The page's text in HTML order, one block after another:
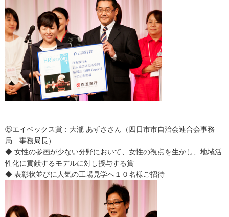
⑤エイベックス賞：大瀧 あずささん（四日市市自治会連合会事務
局 事務局長）
◆ 女性の参画が少ない分野において、女性の視点を生かし、地域活
性化に貢献するモデルに対し授与する賞
◆ 表彰状並びに人気の工場見学へ１０名様ご招待